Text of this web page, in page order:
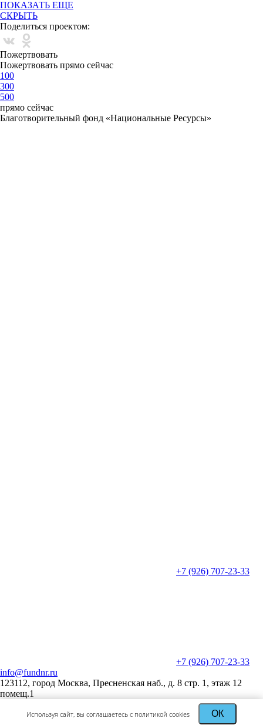
ПОКАЗАТЬ ЕЩЕ
СКРЫТЬ
Поделиться проектом:
Пожертвовать
Пожертвовать прямо сейчас
100
300
500
прямо сейчас
Благотворительный фонд «Национальные Ресурсы»
+7 (926) 707-23-33
+7 (926) 707-23-33
info@fundnr.ru
123112, город Москва, Пресненская наб., д. 8 стр. 1, этаж 12
помещ.1
Используя сайт, вы соглашаетесь с политикой cookies ОК